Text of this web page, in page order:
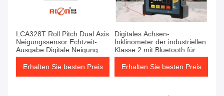
LCA328T Roll Pitch Dual Axis
Neigungssensor Echtzeit-
Ausgabe Digitale Neigung
Meter
Erhalten Sie besten Preis
Digitales Achsen-
Inklinometer der industriellen
Klasse 2 mit Bluetooth für
Messdaten
Erhalten Sie besten Preis